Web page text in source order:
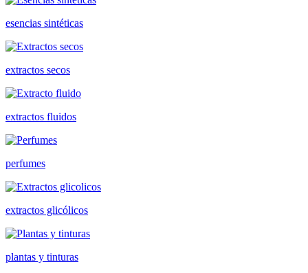
esencias sintéticas
extractos secos
extractos fluidos
perfumes
extractos glicólicos
plantas y tinturas